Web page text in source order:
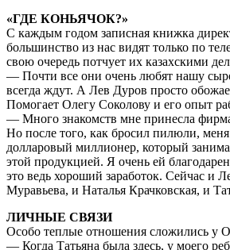
«ГДЕ КОНЬЯЧОК?»
С каждым годом записная книжка
большинство из нас видят только по
свою очередь потчует их казахскими
— Почти все они очень любят нашу
всегда ждут. А Лев Дуров просто
Помогает Олегу Соколову и его опыт
— Много знакомств мне принесла
Но после того, как бросил пилюли,
долларовый миллионер, который
этой продукцией. Я очень ей
это ведь хороший заработок. Сейчас и
Муравьева, и Наталья Крачковская, и
ЛИЧНЫЕ СВЯЗИ
Особо теплые отношения сложились у
— Когда Татьяна была здесь, у моего